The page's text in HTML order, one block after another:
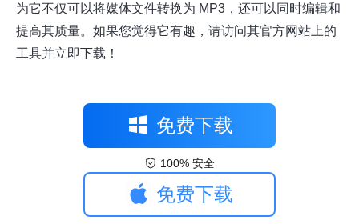
为它不仅可以将媒体文件转换为 MP3，还可以同时编辑和
提高其质量。如果您觉得它有趣，请访问其官方网站上的
工具并立即下载！
免费下载
100% 安全
免费下载